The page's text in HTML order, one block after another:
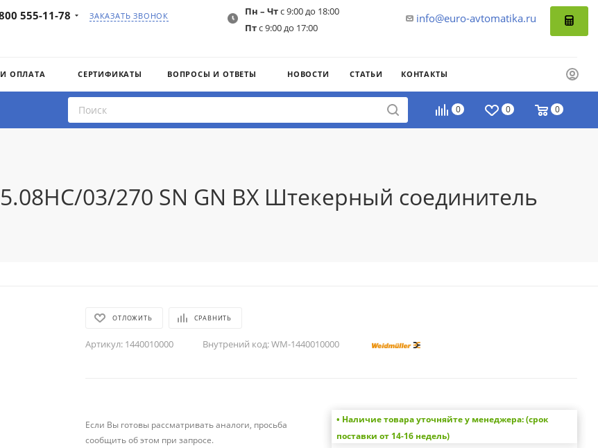
555-11-78 ЗАКАЗАТЬ ЗВОНОК info@euro-avtomatika.ru
Пн – Чтс 9:00 до 18:00
Птс 9:00 до 17:00
ОПЛАТА СЕРТИФИКАТЫ ВОПРОСЫ И ОТВЕТЫ НОВОСТИ СТАТЬИ КОНТАКТЫ
0 0 0
03/270 SN GN BX Штекерный соединитель
ОТЛОЖИТЬ СРАВНИТЬ
Артикул: 1440010000 Внутрений код:WM-1440010000
Если Вы готовы рассматривать аналоги, просьба
сообщить об этом при запросе.
• Наличие товара уточняйте у менеджера: (срок
поставки от 14-16 недель)